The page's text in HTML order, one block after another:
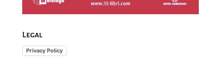
Legal
Privacy Policy